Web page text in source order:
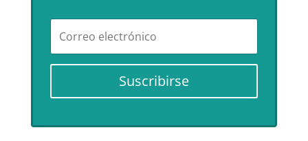
Suscribirse